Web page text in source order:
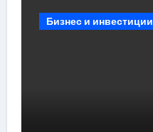
Бизнес и инвестиции